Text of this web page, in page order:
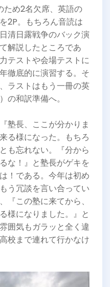
ため2名欠席、英語の
2P。もちろん音読は
清日露戦争のバック演
解説したところであ
テストや会場テストに
徹底的に演習する。そ
ラストはもう一冊の英
の和訳準備へ。
塾長、ここが分かりま
る様になった。もちろ
も忘れない。『分から
な！』と塾長がゲキを
！である。今年は初め
う冗談を言い合ってい
『この塾に来てから、
様になりました。』と
囲気もガラッと全く違
校まで連れて行かなけ